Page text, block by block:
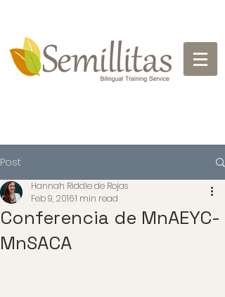
Post
Conferencia de MnAEYC-
MnSACA
Hannah Riddle de Rojas
Feb 9, 20161 min read